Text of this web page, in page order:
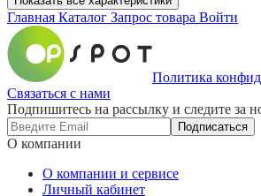
Главная Каталог Запрос товара Войти
Политика
Связаться с нами
Подпишитесь на рассылку и следите за
Подписаться
О компании
О компании и сервисе
Личный кабинет